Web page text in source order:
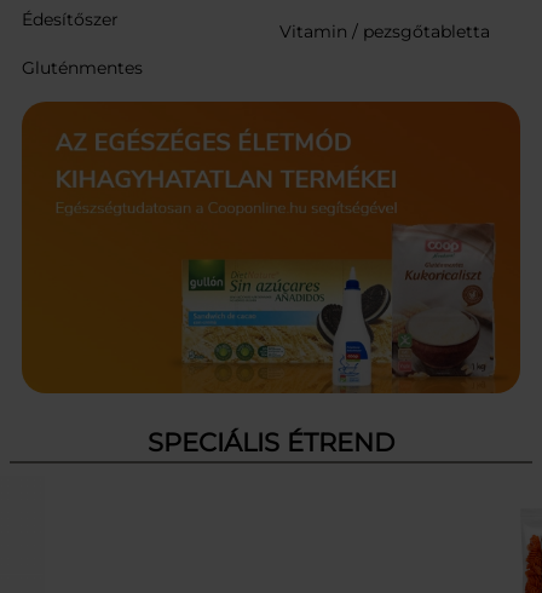
Édesítőszer
Gluténmentes
Vitamin / pezsgőtabletta
SPECIÁLIS ÉTREND